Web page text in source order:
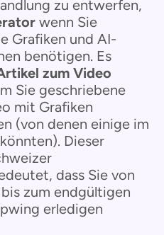
zu entwerfen,
wenn Sie
Grafiken und AI-
benötigen. Es
zum Video
Sie geschriebene
mit Grafiken
(von denen einige im
Dieser
dass Sie von
zum endgültigen
erledigen